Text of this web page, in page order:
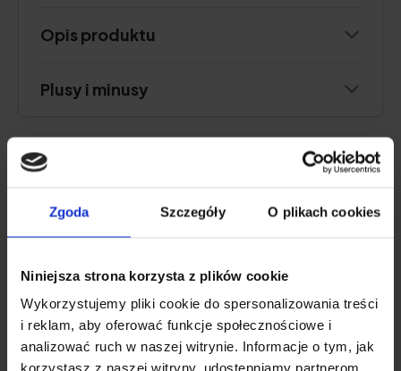
Zgoda Szczegóły O plikach cookies
Niniejsza strona korzysta z plików cookie
Wykorzystujemy pliki cookie do spersonalizowania treści
i reklam, aby oferować funkcje społecznościowe i
analizować ruch w naszej witrynie. Informacje o tym, jak
korzystasz z naszej witryny, udostępniamy partnerom
Opis produktu
Plusy i minusy
NAJLEPSZY NA STAWY
Natu.Care Kolagen Premium 10000
5.0